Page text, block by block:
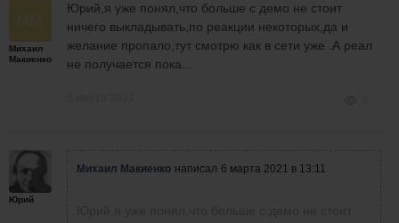
Михаил
Макиенко
Юрий,я уже понял,что больше с демо не стоит
ничего выкладывать,по реакции некоторых,да и
желание пропало,тут смотрю как в сети уже .А реал
не получается пока...
Юрий
Михаил Макиенко написал 6 марта 2021 в 13:11